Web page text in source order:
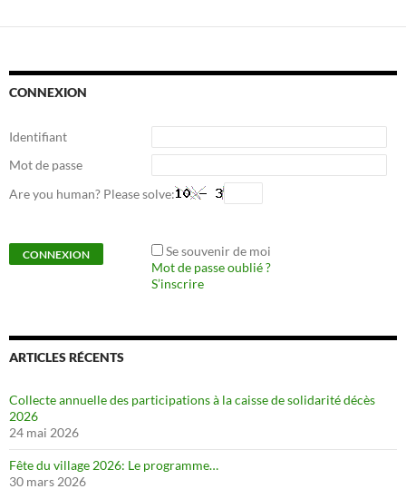
CONNEXION
Identifiant
Mot de passe
Are you human? Please solve:
Se souvenir de moi
Mot de passe oublié ?
S’inscrire
ARTICLES RÉCENTS
Collecte annuelle des participations à la caisse de solidarité décès
2026
24 mai 2026
Fête du village 2026: Le programme…
30 mars 2026